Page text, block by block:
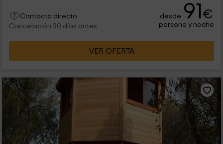
Contacto directo
Cancelación 30 días antes
desde 91€
persona y noche
VER OFERTA